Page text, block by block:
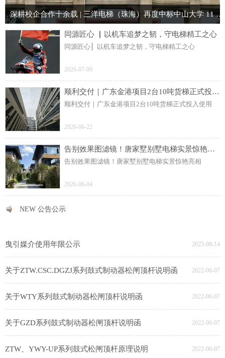
深耕校企合作十余载 | 三洋电梯（珠海）再度中标中山大学 11 台电梯项目
同源匠心 ▏以机车追梦之韧，守电梯精工之心
同源匠心 ▏以机车追梦之韧，守电梯精工之心
2026-07-09
顺利交付｜广东金港项目2台10吨货梯正式投入使用
顺利交付｜广东金港项目2台10吨货梯正式投入使用
2026-06-22
告别效果图滤镜！唐家墅别墅电梯实景惊艳亮相
告别效果图滤镜！唐家墅别墅电梯实景惊艳亮相
2026-06-04
NEW 公告公示
曳引媒介使用年限公示 2025-08-14
关于ZTW.CSC.DGZJ系列鼓式制动器松闸顶杆说明函 2022-06-07
关于WTY系列鼓式制动器松闸顶杆说明函 2022-06-07
关于GZD系列鼓式制动器松闸顶杆说明函 2022-06-07
ZTW、YWY-UP系列鼓式松闸顶杆原理说明 2022-06-07